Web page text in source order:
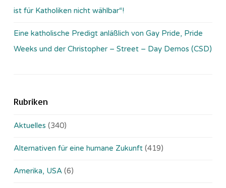
ist für Katholiken nicht wählbar“!
Eine katholische Predigt anläßlich von Gay Pride, Pride
Weeks und der Christopher – Street – Day Demos (CSD)
Rubriken
Aktuelles (340)
Alternativen für eine humane Zukunft (419)
Amerika, USA (6)